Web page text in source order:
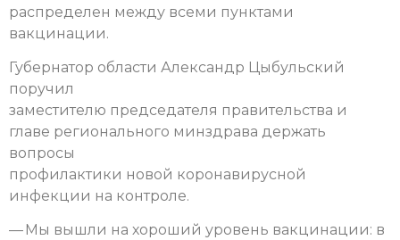
распределен между всеми пунктами
вакцинации.
Губернатор области Александр Цыбульский
поручил
заместителю председателя правительства и
главе регионального минздрава держать
вопросы
профилактики новой коронавирусной
инфекции на контроле.
— Мы вышли на хороший уровень вакцинации: в